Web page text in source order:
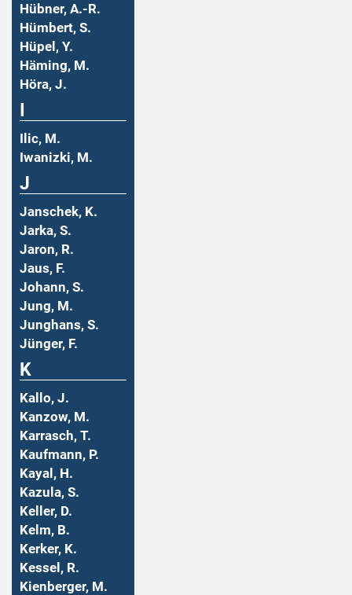
Hübner, A.-R.
Hümbert, S.
Hüpel, Y.
Häming, M.
Höra, J.
Ilic, M.
Iwanizki, M.
J
Janschek, K.
Jarka, S.
Jaron, R.
Jaus, F.
Johann, S.
Jung, M.
Junghans, S.
Jünger, F.
K
Kallo, J.
Kanzow, M.
Karrasch, T.
Kaufmann, P.
Kayal, H.
Kazula, S.
Keller, D.
Kelm, B.
Kerker, K.
Kessel, R.
Kienberger, M.